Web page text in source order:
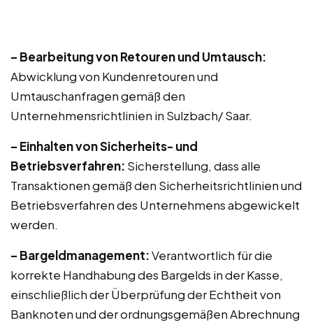
– Bearbeitung von Retouren und Umtausch:
Abwicklung von Kundenretouren und
Umtauschanfragen gemäß den
Unternehmensrichtlinien in Sulzbach/ Saar.
– Einhalten von Sicherheits- und
Betriebsverfahren: Sicherstellung, dass alle
Transaktionen gemäß den Sicherheitsrichtlinien und
Betriebsverfahren des Unternehmens abgewickelt
werden.
– Bargeldmanagement:Verantwortlich für die
korrekte Handhabung des Bargelds in der Kasse,
einschließlich der Überprüfung der Echtheit von
Banknoten und der ordnungsgemäßen Abrechnung